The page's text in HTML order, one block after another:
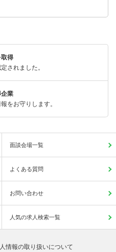
取得
されました。
業
をお守りします。
面談会場一覧
よくある質問
お問い合わせ
人気の求人検索一覧
情報の取り扱いについて